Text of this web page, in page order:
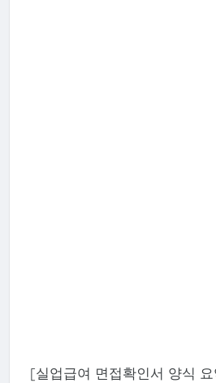
[실업급여 면접확인서 양식